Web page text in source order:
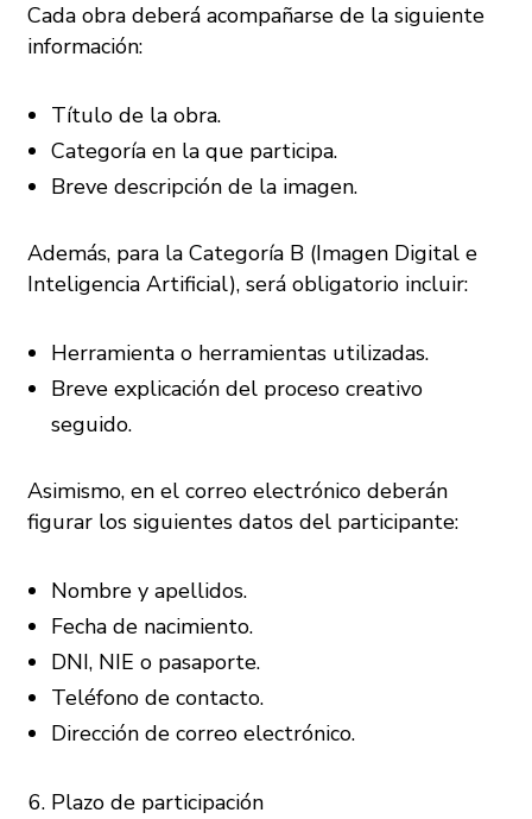
Cada obra deberá acompañarse de la siguiente
información:
Título de la obra.
Categoría en la que participa.
Breve descripción de la imagen.
Además, para la Categoría B (Imagen Digital e
Inteligencia Artificial), será obligatorio incluir:
Herramienta o herramientas utilizadas.
Breve explicación del proceso creativo
seguido.
Asimismo, en el correo electrónico deberán
figurar los siguientes datos del participante:
Nombre y apellidos.
Fecha de nacimiento.
DNI, NIE o pasaporte.
Teléfono de contacto.
Dirección de correo electrónico.
Plazo de participación